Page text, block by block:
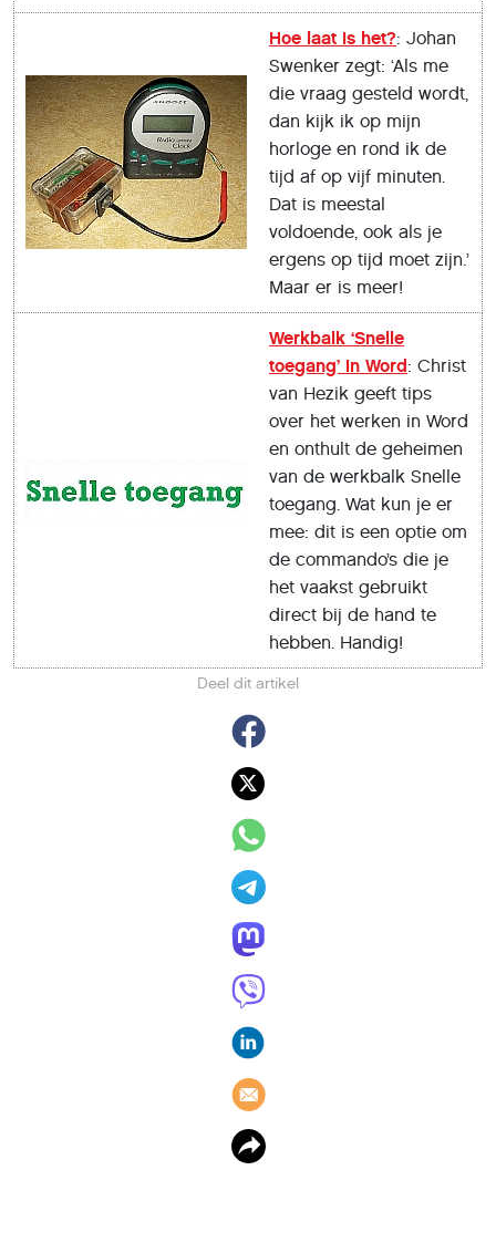
Deel dit artikel
Hoe laat is het?: Johan
Swenker zegt: ‘Als me
die vraag gesteld wordt,
dan kijk ik op mijn
horloge en rond ik de
tijd af op vijf minuten.
Dat is meestal
voldoende, ook als je
ergens op tijd moet zijn.’
Maar er is meer!
Werkbalk ‘Snelle
toegang’ in Word: Christ
van Hezik geeft tips
over het werken in Word
en onthult de geheimen
van de werkbalk Snelle
toegang. Wat kun je er
mee: dit is een optie om
de commando’s die je
het vaakst gebruikt
direct bij de hand te
hebben. Handig!